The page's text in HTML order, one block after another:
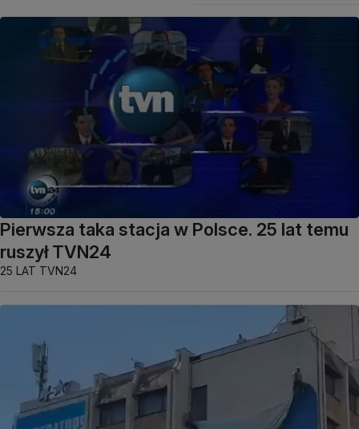
Pierwsza taka stacja w Polsce. 25 lat temu
ruszył TVN24
25 LAT TVN24